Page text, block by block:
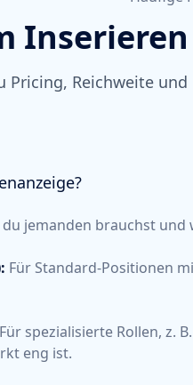
Pricing, Reichweite
du jemanden brauchst
Für Standard-Positionen
Für spezialisierte Rollen, z.
eng ist.